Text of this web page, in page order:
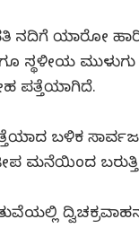
ನದಿಗೆ ಯಾರೋ
ಸ್ಥಳೀಯ
ಪತ್ತೆಯಾಗಿದೆ.
ಬಳಿಕ
ಮನೆಯಿಂದ